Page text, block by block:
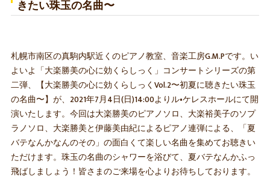
きたい珠玉の名曲〜
札幌市南区の真駒内駅近くのピアノ教室、音楽工房G.M.Pです。い
よいよ「大楽勝美の心に効くらしっく」コンサートシリーズの第
二弾、【大楽勝美の心に効くらしっくVol.2〜初夏に聴きたい珠玉
の名曲〜】が、2021年7月4日(日)14:00よりル•ケレスホールにて開
演いたします。今回は大楽勝美のピアノソロ、大楽裕美子のソプ
ラノソロ、大楽勝美と伊藤美由紀によるピアノ連弾による、「夏
バテなんかなんのその」の面白くて楽しい名曲を集めてお聴きい
ただけます。珠玉の名曲のシャワーを浴びて、夏バテなんかふっ
飛ばしましょう！皆さまのご来場を心よりお待ちしております。